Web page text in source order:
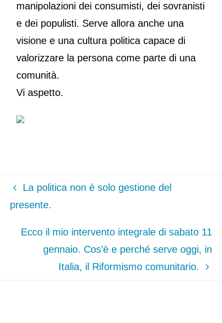
manipolazioni dei consumisti, dei sovranisti
e dei populisti. Serve allora anche una
visione e una cultura politica capace di
valorizzare la persona come parte di una
comunità.
Vi aspetto.
La politica non è solo gestione del
presente.
Ecco il mio intervento integrale di sabato 11
gennaio. Cos’è e perché serve oggi, in
Italia, il Riformismo comunitario.